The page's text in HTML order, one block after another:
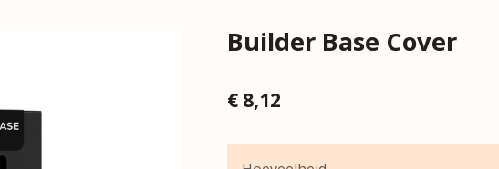
Builder Base Cover
€ 8,12